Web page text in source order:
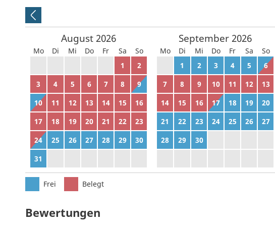
August 2026
Mo Di Mi Do Fr Sa
So
1
2
3
4 5 6 7 8
9
10
11 12 13 14 15
16
17
18 19 20 21 22
23
24
25 26 27 28 29
30
31
September 2026
Mo Di Mi Do Fr Sa
So
1 2 3 4 5
6
7
8 9 10 11 12
13
14
15 16 17 18 19
20
21
22 23 24 25 26
27
28
29 30
Frei Belegt
Bewertungen